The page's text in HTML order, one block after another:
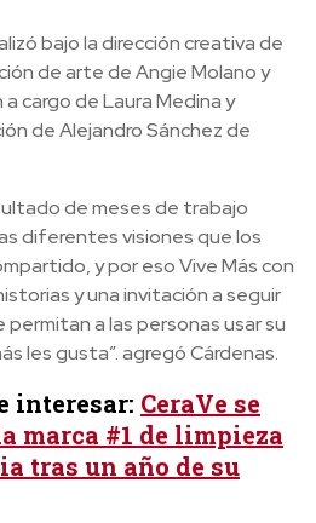
bajo la dirección creativa de
de arte de Angie Molano y
cargo de Laura Medina y
de Alejandro Sánchez de
de meses de trabajo
diferentes visiones que los
y por eso Vive Más con
y una invitación a seguir
a las personas usar su
les gusta”. agregó Cárdenas.
interesar: CeraVe se
marca #1 de limpieza
tras un año de su